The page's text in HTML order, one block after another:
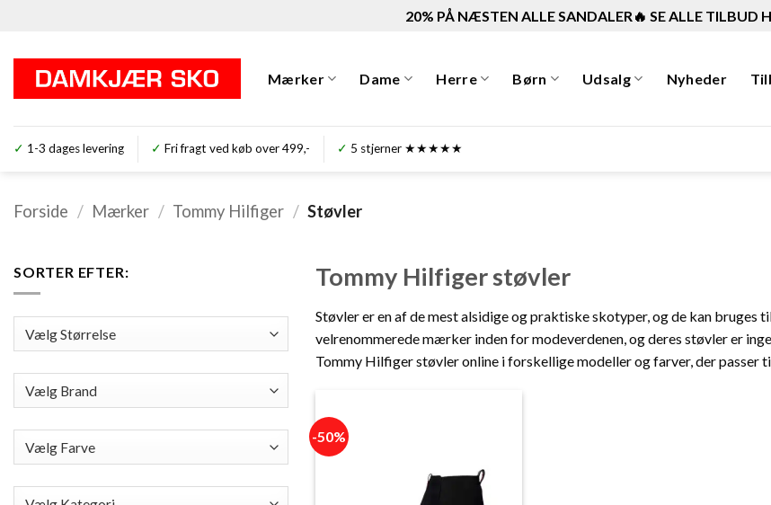
indhold
20% PÅ NÆSTEN ALLE SANDALER🔥 SE ALLE TILBUD
Mærker Dame Herre Børn Udsalg Nyheder
✓ 1-3 dages levering ✓ Fri fragt ved køb over 499,- ✓ 5 stjerner ★★★★★
Forside / Mærker / Tommy Hilfiger / Støvler
SORTER EFTER: Tommy Hilfiger støvler
Støvler er en af de mest alsidige og praktiske skotyper, og de kan
velrenommerede mærker inden for modeverdenen, og deres støvler er
Tommy Hilfiger støvler online i forskellige modeller og farver, der passer
-50%